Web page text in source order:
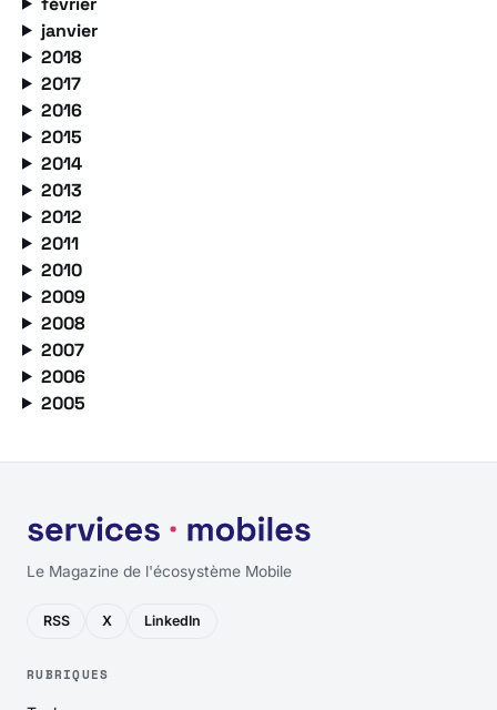
janvier
2018
2017
2016
2015
2014
2013
2012
2011
2010
2009
2008
2007
2006
2005
Le Magazine de l'écosystème Mobile
RSS X LinkedIn
RUBRIQUES